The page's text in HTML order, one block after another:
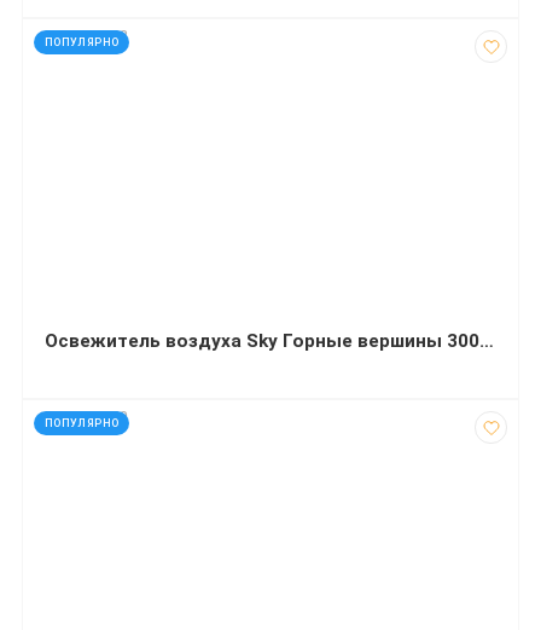
ПОПУЛЯРНО
код: 290332
Освежитель воздуха Sky Горные вершины 300 миллилитров
ПОПУЛЯРНО
код: 927750